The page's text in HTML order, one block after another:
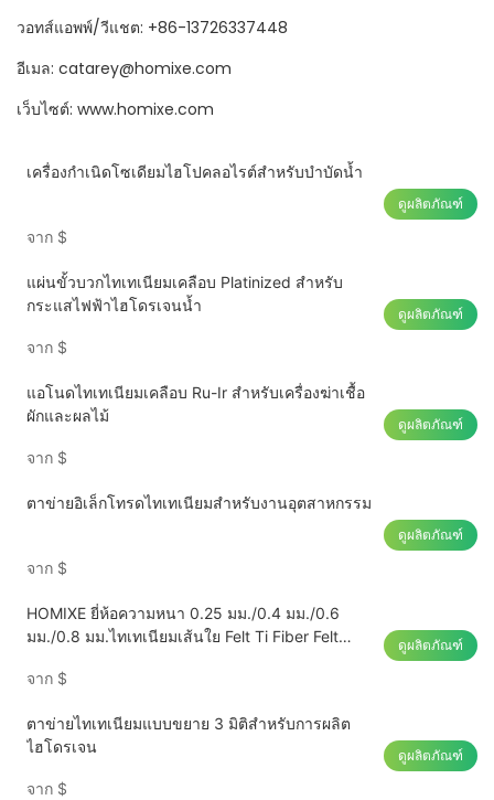
วอทส์แอพพ์/วีแชต: +86-13726337448
อีเมล: catarey@homixe.com
เว็บไซต์: www.homixe.com
เครื่องกำเนิดโซเดียมไฮโปคลอไรต์สำหรับบำบัดน้ำ
จาก $
ดูผลิตภัณฑ์
แผ่นขั้วบวกไทเทเนียมเคลือบ Platinized สำหรับ
กระแสไฟฟ้าไฮโดรเจนน้ำ
จาก $
ดูผลิตภัณฑ์
แอโนดไทเทเนียมเคลือบ Ru-Ir สำหรับเครื่องฆ่าเชื้อ
ผักและผลไม้
จาก $
ดูผลิตภัณฑ์
ตาข่ายอิเล็กโทรดไทเทเนียมสำหรับงานอุตสาหกรรม
จาก $
ดูผลิตภัณฑ์
HOMIXE ยี่ห้อความหนา 0.25 มม./0.4 มม./0.6
มม./0.8 มม.ไทเทเนียมเส้นใย Felt Ti Fiber Felt
จาก $
ดูผลิตภัณฑ์
ตาข่ายไทเทเนียมแบบขยาย 3 มิติสำหรับการผลิต
ไฮโดรเจน
จาก $
ดูผลิตภัณฑ์